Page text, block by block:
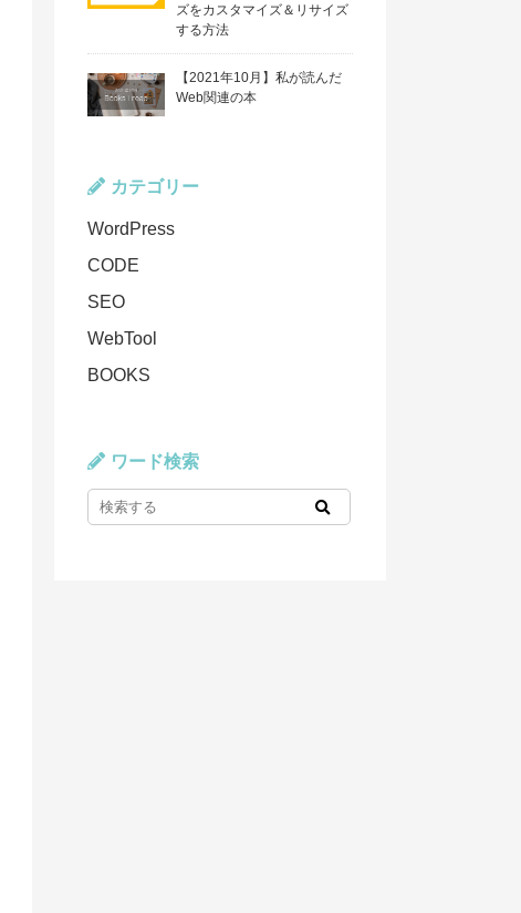
ズをカスタマイズ＆リサイズ
する方法
【2021年10月】私が読んだ
Web関連の本
カテゴリー
WordPress
CODE
SEO
WebTool
BOOKS
ワード検索